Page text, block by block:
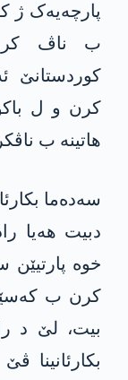
پارچەیەک ژ
ب ناڤ
کرن و ل
هاتینە ب
سەدەما
دبیت هەیا
خوە
کرن ب
بیت، لێ د